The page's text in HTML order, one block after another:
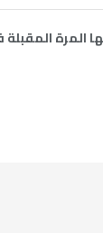
المرة